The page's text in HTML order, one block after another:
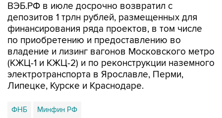
ВЭБ.РФ в июле досрочно возвратил с
депозитов 1 трлн рублей, размещенных для
финансирования ряда проектов, в том числе
по приобретению и предоставлению во
владение и лизинг вагонов Московского метро
(КЖЦ-1 и КЖЦ-2) и по реконструкции наземного
электротранспорта в Ярославле, Перми,
Липецке, Курске и Краснодаре.
ФНБ Минфин РФ